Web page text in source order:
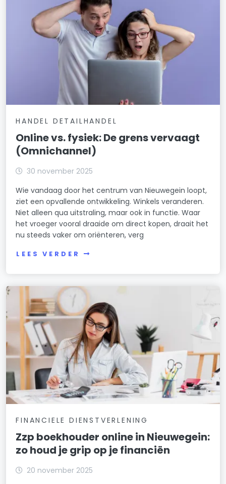
HANDEL DETAILHANDEL
Online vs. fysiek: De grens vervaagt
(Omnichannel)
30 november 2025
Wie vandaag door het centrum van Nieuwegein loopt,
ziet een opvallende ontwikkeling. Winkels veranderen.
Niet alleen qua uitstraling, maar ook in functie. Waar
het vroeger vooral draaide om direct kopen, draait het
nu steeds vaker om oriënteren, verg
LEES VERDER
FINANCIELE DIENSTVERLENING
Zzp boekhouder online in Nieuwegein:
zo houd je grip op je financiën
20 november 2025